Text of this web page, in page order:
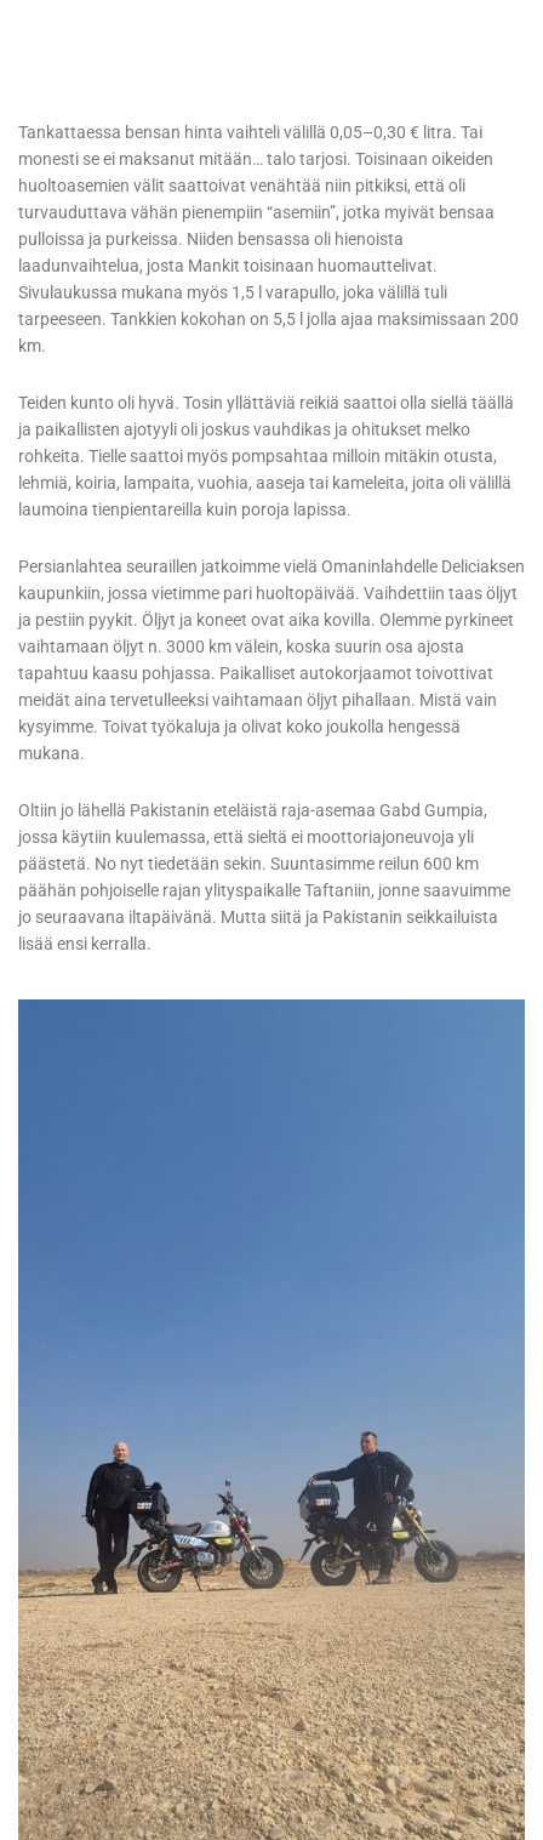
Tankattaessa bensan hinta vaihteli välillä 0,05–0,30 € litra. Tai
monesti se ei maksanut mitään… talo tarjosi. Toisinaan oikeiden
huoltoasemien välit saattoivat venähtää niin pitkiksi, että oli
turvauduttava vähän pienempiin “asemiin”, jotka myivät bensaa
pulloissa ja purkeissa. Niiden bensassa oli hienoista
laadunvaihtelua, josta Mankit toisinaan huomauttelivat.
Sivulaukussa mukana myös 1,5 l varapullo, joka välillä tuli
tarpeeseen. Tankkien kokohan on 5,5 l jolla ajaa maksimissaan 200
km.
Teiden kunto oli hyvä. Tosin yllättäviä reikiä saattoi olla siellä täällä
ja paikallisten ajotyyli oli joskus vauhdikas ja ohitukset melko
rohkeita. Tielle saattoi myös pompsahtaa milloin mitäkin otusta,
lehmiä, koiria, lampaita, vuohia, aaseja tai kameleita, joita oli välillä
laumoina tienpientareilla kuin poroja lapissa.
Persianlahtea seuraillen jatkoimme vielä Omaninlahdelle Deliciaksen
kaupunkiin, jossa vietimme pari huoltopäivää. Vaihdettiin taas öljyt
ja pestiin pyykit. Öljyt ja koneet ovat aika kovilla. Olemme pyrkineet
vaihtamaan öljyt n. 3000 km välein, koska suurin osa ajosta
tapahtuu kaasu pohjassa. Paikalliset autokorjaamot toivottivat
meidät aina tervetulleeksi vaihtamaan öljyt pihallaan. Mistä vain
kysyimme. Toivat työkaluja ja olivat koko joukolla hengessä
mukana.
Oltiin jo lähellä Pakistanin eteläistä raja-asemaa Gabd Gumpia,
jossa käytiin kuulemassa, että sieltä ei moottoriajoneuvoja yli
päästetä. No nyt tiedetään sekin. Suuntasimme reilun 600 km
päähän pohjoiselle rajan ylityspaikalle Taftaniin, jonne saavuimme
jo seuraavana iltapäivänä. Mutta siitä ja Pakistanin seikkailuista
lisää ensi kerralla.